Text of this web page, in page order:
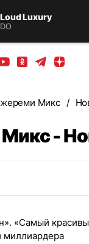
Luxury
Одноклассники
Телеграм
Яндекс
Микс
-